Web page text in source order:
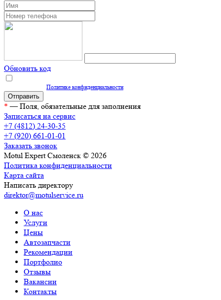
Обновить код
Политике конфиденциальности
* — Поля, обязательные для заполнения
Записаться на сервис
+7 (4812) 24-30-35
+7 (920) 661-01-01
Заказать звонок
Motul Expert Смоленск © 2026
Политика конфиденциальности
Карта сайта
Написать директору
direktor@motulservice.ru
О нас
Услуги
Цены
Автозапчасти
Рекомендации
Портфолио
Отзывы
Вакансии
Контакты